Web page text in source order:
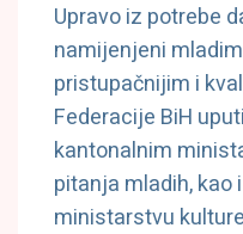
Upravo iz potrebe
namijenjeni
pristupačnijim i
Federacije BiH
kantonalnim
pitanja mladih, kao
ministarstvu